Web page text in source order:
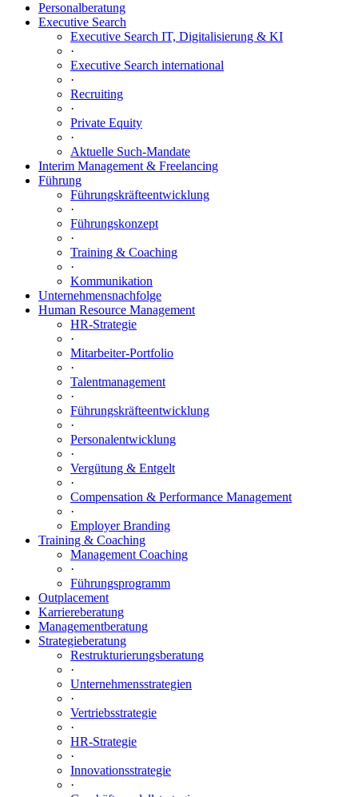
Personalberatung
Executive Search
Executive Search IT, Digitalisierung & KI
·
Executive Search international
·
Recruiting
·
Private Equity
·
Aktuelle Such-Mandate
Interim Management & Freelancing
Führung
Führungskräfteentwicklung
·
Führungskonzept
·
Training & Coaching
·
Kommunikation
Unternehmensnachfolge
Human Resource Management
HR-Strategie
·
Mitarbeiter-Portfolio
·
Talentmanagement
·
Führungskräfteentwicklung
·
Personalentwicklung
·
Vergütung & Entgelt
·
Compensation & Performance Management
·
Employer Branding
Training & Coaching
Management Coaching
·
Führungsprogramm
Outplacement
Karriereberatung
Managementberatung
Strategieberatung
Restrukturierungsberatung
·
Unternehmensstrategien
·
Vertriebsstrategie
·
HR-Strategie
·
Innovationsstrategie
·